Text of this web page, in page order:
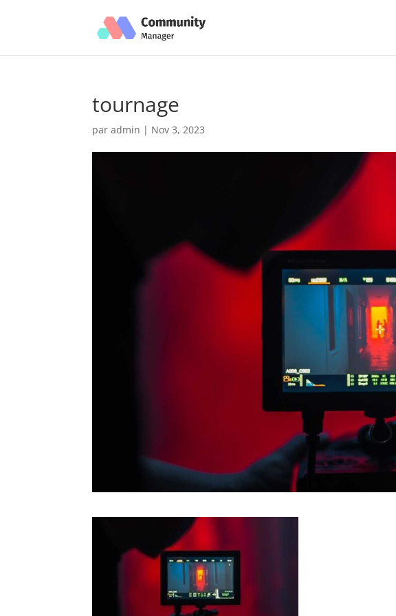
tournage
paradmin | Nov 3, 2023